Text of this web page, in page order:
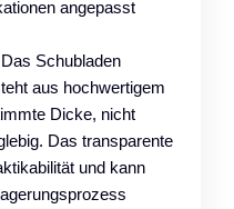
angepasst
Schubladen
aus hochwertigem
Dicke, nicht
Das transparente
und kann